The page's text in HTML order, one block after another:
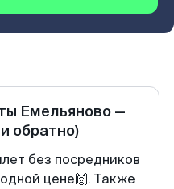
Емельяново —
обратно)
без посредников
цене🙌. Также